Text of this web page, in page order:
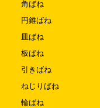
角ばね
円錐ばね
皿ばね
板ばね
引きばね
ねじりばね
輪ばね